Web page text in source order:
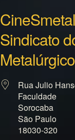
Sindicato
Rua Julio
Faculdade
Sorocaba
São Paulo
18030-320